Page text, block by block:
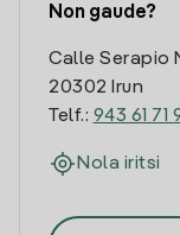
Non gaude?
Calle Serapio
20302 Irun
Telf.: 943 61 71
Nola iritsi